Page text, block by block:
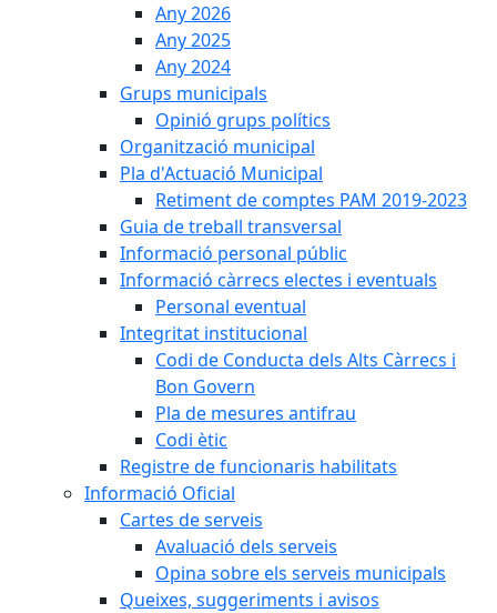
Any 2026
Any 2025
Any 2024
Grups municipals
Opinió grups polítics
Organització municipal
Pla d'Actuació Municipal
Retiment de comptes PAM 2019-2023
Guia de treball transversal
Informació personal públic
Informació càrrecs electes i eventuals
Personal eventual
Integritat institucional
Codi de Conducta dels Alts Càrrecs i
Bon Govern
Pla de mesures antifrau
Codi ètic
Registre de funcionaris habilitats
Informació Oficial
Cartes de serveis
Avaluació dels serveis
Opina sobre els serveis municipals
Queixes, suggeriments i avisos